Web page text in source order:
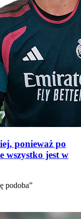
ponieważ po
wszystko jest w
podoba”